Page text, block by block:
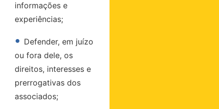
informações e
experiências;
• Defender, em juízo
ou fora dele, os
direitos, interesses e
prerrogativas dos
associados;